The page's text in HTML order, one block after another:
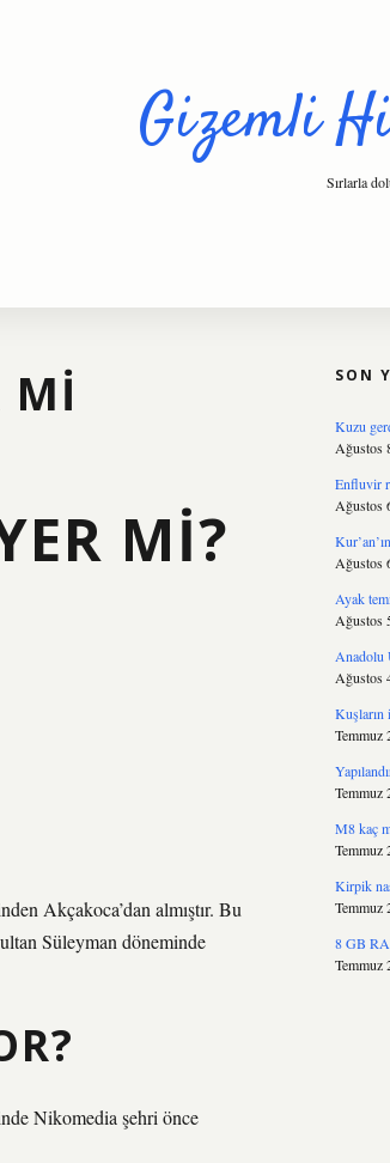
Gizemli
Sırlarla
MI
MI?
Akçakoca’dan almıştır. Bu
Süleyman döneminde
Nikomedia şehri önce
SON
Kuzu
Ağustos
Enfluvir
Ağustos
Ağustos
Ayak
Ağustos
Anadolu
Ağustos
Kuşların
Temmuz
Temmuz
M8 kaç
Temmuz
Kirpik
Temmuz
8 GB
Temmuz